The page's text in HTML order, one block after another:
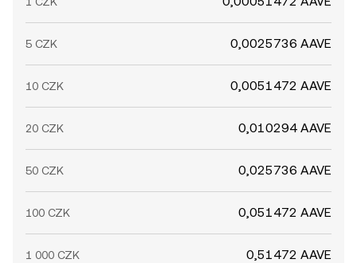
5 CZK 0,0025736 AAVE
10 CZK 0,0051472 AAVE
20 CZK 0,010294 AAVE
50 CZK 0,025736 AAVE
100 CZK 0,051472 AAVE
1 000 CZK 0,51472 AAVE